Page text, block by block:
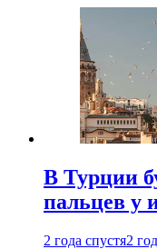
В Турции
пальцев у
2 года спустя2